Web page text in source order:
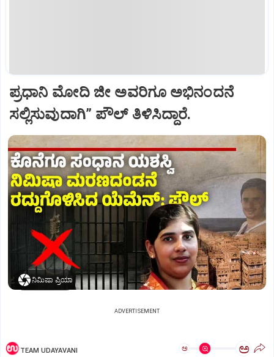
ಪ್ರಧಾನಿ ಮೋದಿ ಜೀ ಅವರಿಗೂ ಅಭಿನಂದನೆ
ಸಲ್ಲಿಸುವುದಾಗಿ” ಪೌಲ್‌ ತಿಳಿಸಿದ್ದಾರೆ.
ನಿಮಿಷಾ ಪ್ರಿಯಾ
ADVERTISEMENT
TEAM UDAYAVANI ಅ ಅ